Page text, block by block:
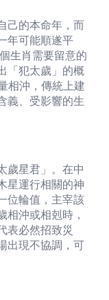
己的本命年，而
年可能順遂平
生肖需要留意的
「犯太歲」的概
相沖，傳統上建
義、受影響的生
歲星君」。在中
星運行相關的神
位輪值，主宰該
相沖或相剋時，
表必然招致災
出現不協調，可